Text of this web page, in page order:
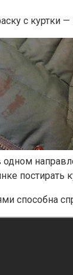
с куртки
одном
постирать
способна